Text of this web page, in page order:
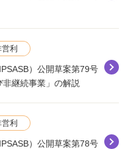
利
）公開草案第79号
非継続事業」の解説
利
）公開草案第78号